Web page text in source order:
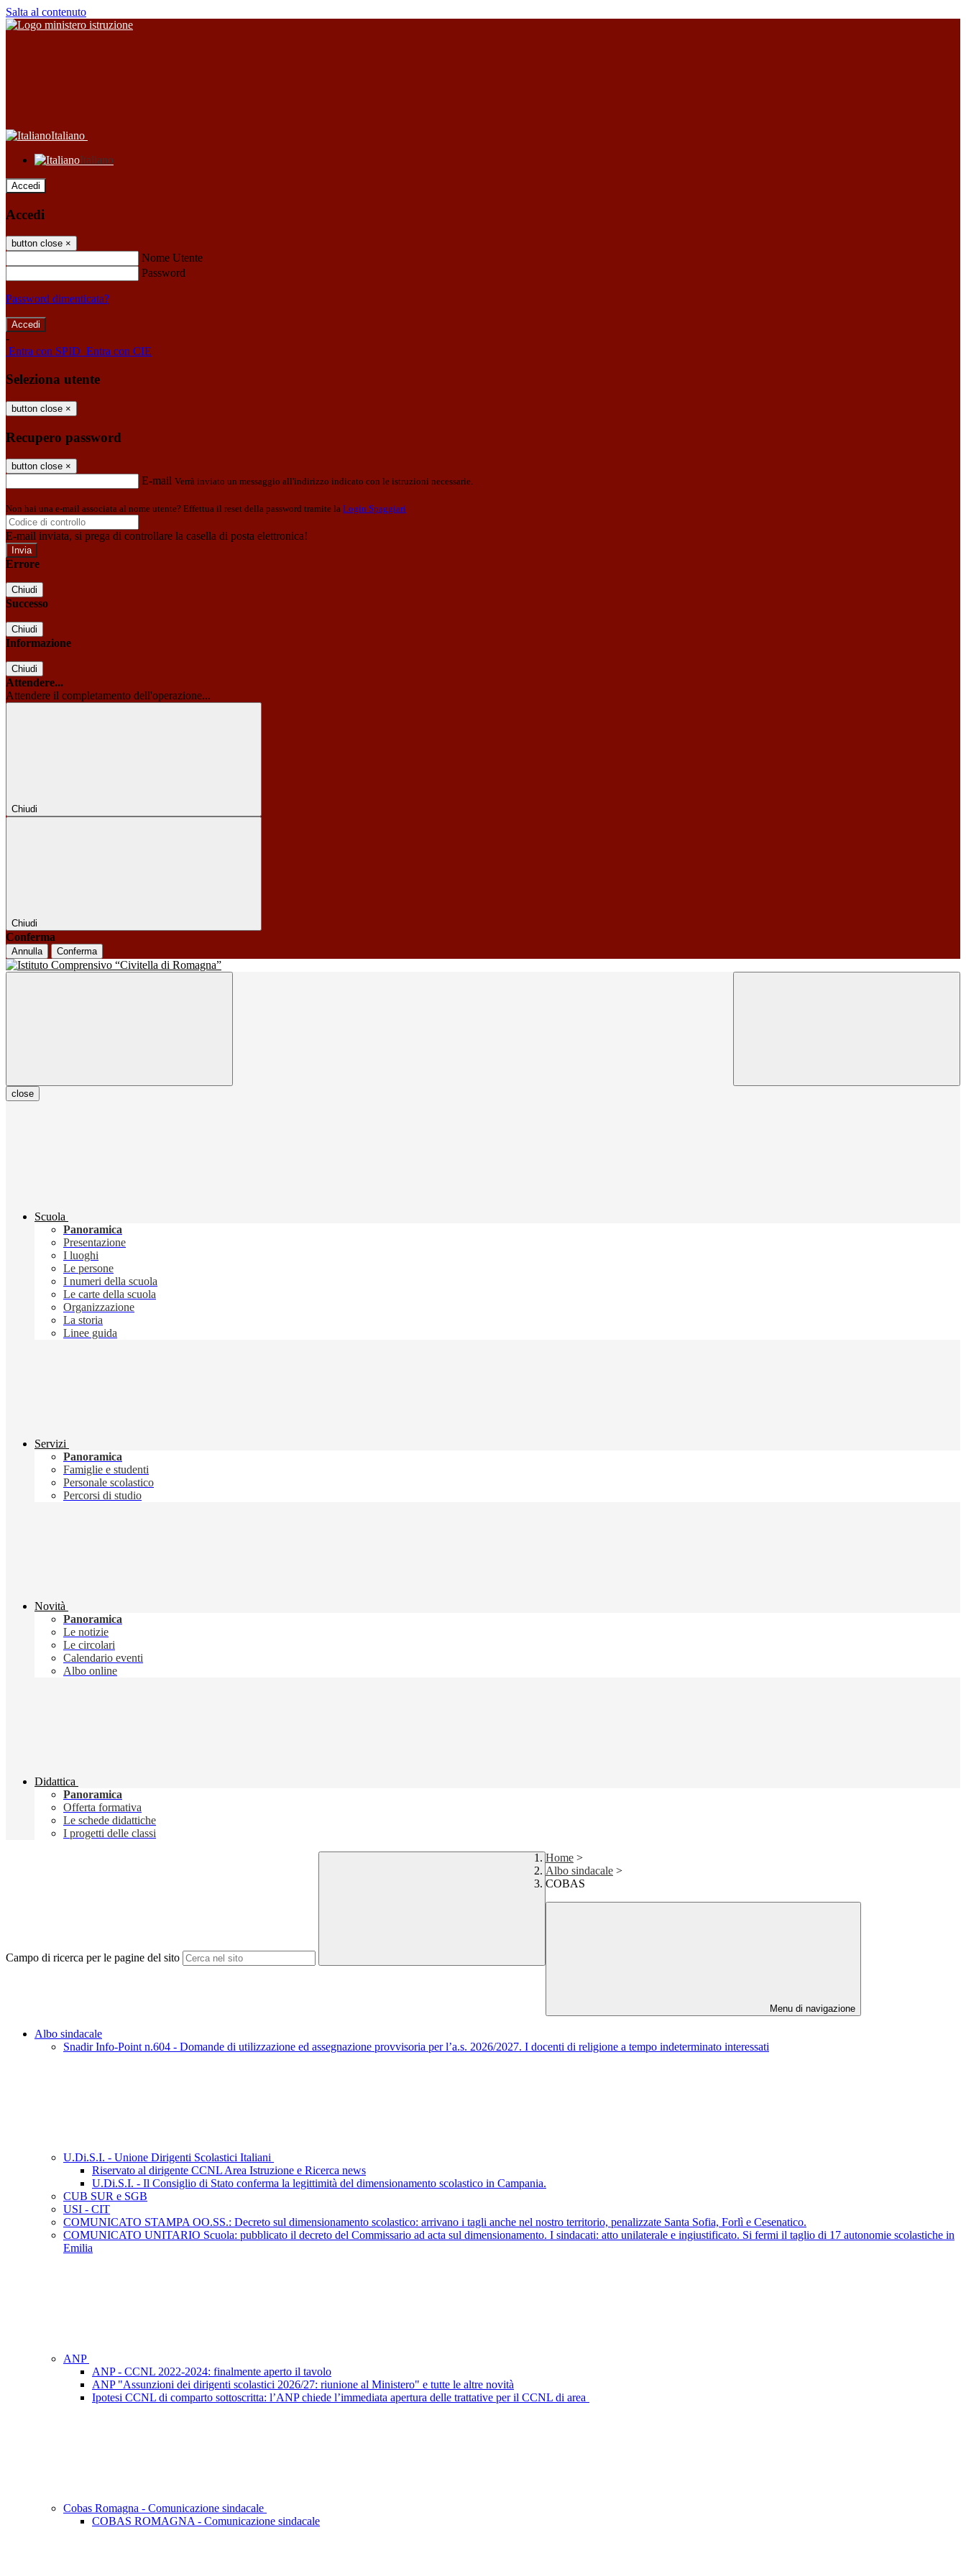
Salta al contenuto
Italiano
Italiano
Accedi
Accedi
button close ×
Nome Utente
Password
Password dimenticata?
-
Entra con SPID Entra con CIE
Seleziona utente
button close ×
Recupero password
button close ×
E-mail Verrà inviato un messaggio all'indirizzo indicato con le istruzioni necessarie.
Non hai una e-mail associata al nome utente? Effettua il reset della password tramite la Login Spaggiari
E-mail inviata, si prega di controllare la casella di posta elettronica!
Errore
Chiudi
Successo
Chiudi
Informazione
Chiudi
Attendere...
Attendere il completamento dell'operazione...
Chiudi
Chiudi
Conferma
Annulla Conferma
close
Scuola
Panoramica
Presentazione
I luoghi
Le persone
I numeri della scuola
Le carte della scuola
Organizzazione
La storia
Linee guida
Servizi
Panoramica
Famiglie e studenti
Personale scolastico
Percorsi di studio
Novità
Panoramica
Le notizie
Le circolari
Calendario eventi
Albo online
Didattica
Panoramica
Offerta formativa
Le schede didattiche
I progetti delle classi
Campo di ricerca per le pagine del sito
Home >
Albo sindacale >
COBAS
Menu di navigazione
Albo sindacale
Snadir Info-Point n.604 - Domande di utilizzazione ed assegnazione provvisoria per l’a.s. 2026/2027. I docenti di religione a tempo indeterminato interessati
U.Di.S.I. - Unione Dirigenti Scolastici Italiani
Riservato al dirigente CCNL Area Istruzione e Ricerca news
U.Di.S.I. - Il Consiglio di Stato conferma la legittimità del dimensionamento scolastico in Campania.
CUB SUR e SGB
USI - CIT
COMUNICATO STAMPA OO.SS.: Decreto sul dimensionamento scolastico: arrivano i tagli anche nel nostro territorio, penalizzate Santa Sofia, Forlì e Cesenatico.
COMUNICATO UNITARIO Scuola: pubblicato il decreto del Commissario ad acta sul dimensionamento. I sindacati: atto unilaterale e ingiustificato. Si fermi il taglio di 17 autonomie scolastiche in
Emilia
ANP
ANP - CCNL 2022-2024: finalmente aperto il tavolo
ANP "Assunzioni dei dirigenti scolastici 2026/27: riunione al Ministero" e tutte le altre novità
Ipotesi CCNL di comparto sottoscritta: l’ANP chiede l’immediata apertura delle trattative per il CCNL di area
Cobas Romagna - Comunicazione sindacale
COBAS ROMAGNA - Comunicazione sindacale